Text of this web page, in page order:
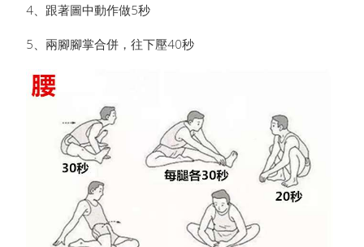
4、跟著圖中動作做5秒
5、兩腳腳掌合併，往下壓40秒